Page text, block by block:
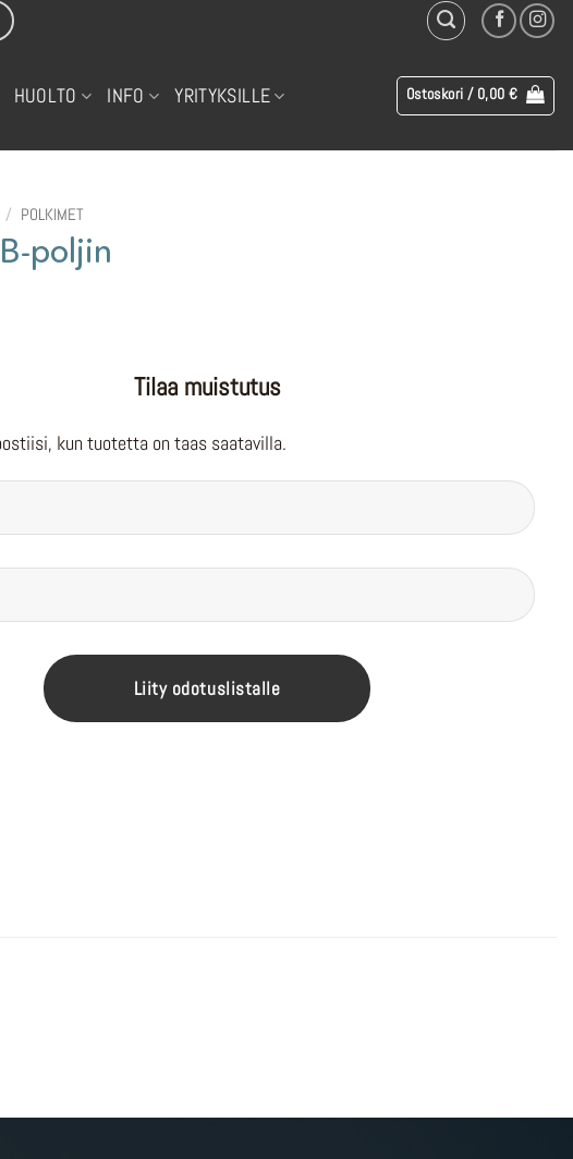
HUOLTO INFO YRITYKSILLE Ostoskori / 0,00 €
/ POLKIMET
poljin
Tilaa muistutus
kun tuotetta on taas saatavilla.
Liity odotuslistalle